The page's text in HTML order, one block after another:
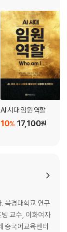
장·팀장
싶은 리더
AI 시대 임원 역할
17,100원
10%
북경대학교 연구
교수, 이화여자
중국어교육센터